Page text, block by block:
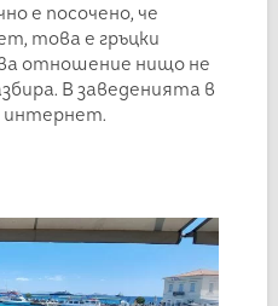
е посочено, че
това е гръцки
отношение нищо не
В заведенията в
интернет.